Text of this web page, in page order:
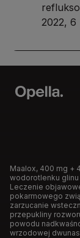
2022, 6
Maalox, 400 mg +
wodorotlenku
Leczenie
pokarmowego
zarzucanie
przepukliny
powodu
wrzodowej